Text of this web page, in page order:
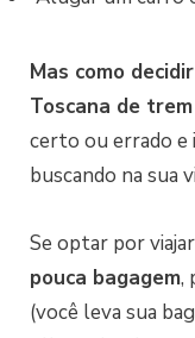
Mas como
Toscana de
certo ou errado e
buscando na sua
Se optar por
pouca bagagem,
(você leva sua